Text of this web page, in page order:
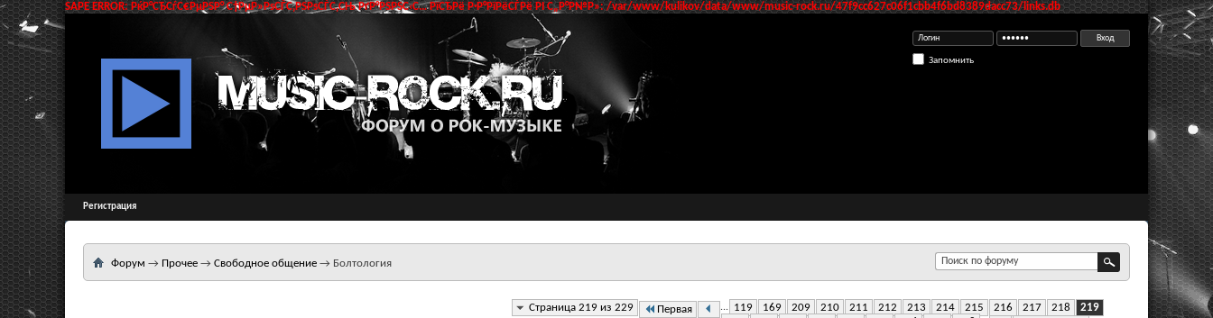
SAPE ERROR: РќР°СЂСѓС€РµРЅР° С†РµР»РѕСЃС‚РЅРѕСЃС‚СЊ РґР°РЅРЅС‹С… РїСЂРё Р·Р°РїРёСЃРё РІ С„Р°Р№Р»: /var/www/kulikov/data/www/music-rock.ru/47f9cc627c06f1cbb4f6bd8389dacc73/links.db
Запомнить
Регистрация
Форум → Прочее → Свободное общение → Болтология
Страница 219 из 229 Первая ... 119 169 209 210 211 212 213 214 215 216 217 218
219